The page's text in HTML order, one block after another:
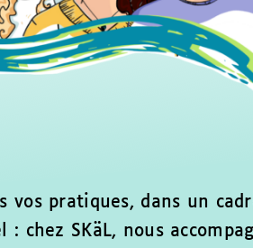
vos pratiques, dans un
chez SKäL, nous